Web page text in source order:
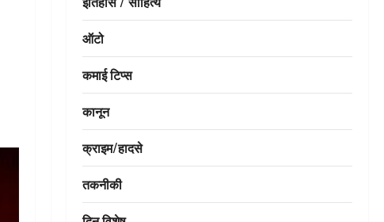
ऑटो
कमाई टिप्स
कानून
क्राइम/हादसे
तकनीकी